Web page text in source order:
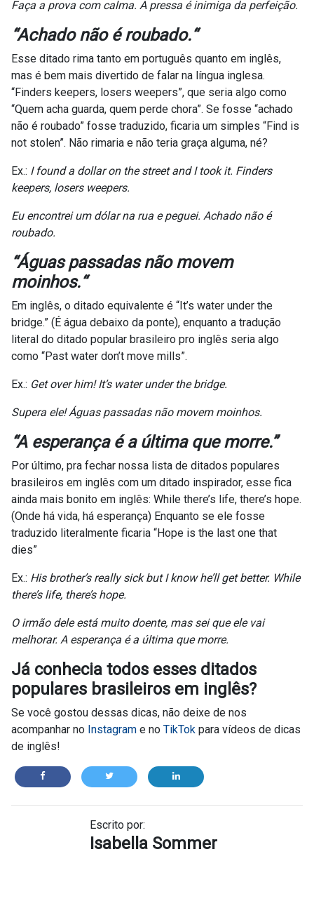
Faça a prova com calma. A pressa é inimiga da perfeição.
“Achado não é roubado.“
Esse ditado rima tanto em português quanto em inglês,
mas é bem mais divertido de falar na língua inglesa.
“Finders keepers, losers weepers”, que seria algo como
“Quem acha guarda, quem perde chora”. Se fosse “achado
não é roubado” fosse traduzido, ficaria um simples “Find is
not stolen”. Não rimaria e não teria graça alguma, né?
Ex.: I found a dollar on the street and I took it. Finders
keepers, losers weepers.
Eu encontrei um dólar na rua e peguei. Achado não é
roubado.
“Águas passadas não movem
moinhos.“
Em inglês, o ditado equivalente é “It’s water under the
bridge.” (É água debaixo da ponte), enquanto a tradução
literal do ditado popular brasileiro pro inglês seria algo
como “Past water don’t move mills”.
Ex.: Get over him! It’s water under the bridge.
Supera ele! Águas passadas não movem moinhos.
“A esperança é a última que morre.”
Por último, pra fechar nossa lista de ditados populares
brasileiros em inglês com um ditado inspirador, esse fica
ainda mais bonito em inglês: While there’s life, there’s hope.
(Onde há vida, há esperança) Enquanto se ele fosse
traduzido literalmente ficaria “Hope is the last one that
dies”
Ex.: His brother’s really sick but I know he’ll get better. While
there’s life, there’s hope.
O irmão dele está muito doente, mas sei que ele vai
melhorar. A esperança é a última que morre.
Já conhecia todos esses ditados
populares brasileiros em inglês?
Se você gostou dessas dicas, não deixe de nos
acompanhar no Instagram e no TikTok para vídeos de dicas
de inglês!
Escrito por:
Isabella Sommer